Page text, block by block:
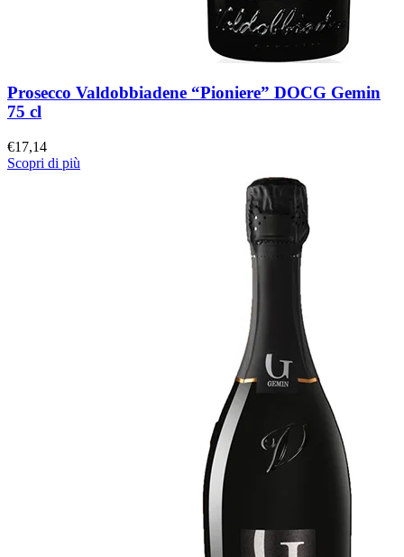
Prosecco Valdobbiadene “Pioniere” DOCG Gemin
75 cl
€17,14
Scopri di più